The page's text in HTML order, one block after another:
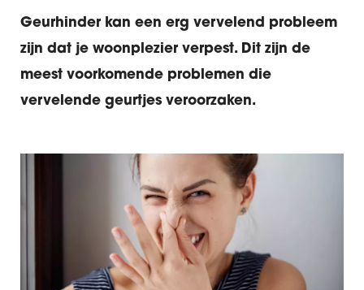
Geurhinder kan een erg vervelend probleem
zijn dat je woonplezier verpest. Dit zijn de
meest voorkomende problemen die
vervelende geurtjes veroorzaken.